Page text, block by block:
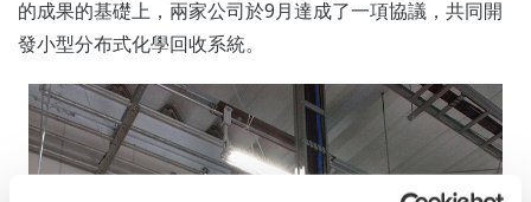
的成果的基礎上，兩家公司於9月達成了一項協議，共同開
發小型分布式化學回收系統。